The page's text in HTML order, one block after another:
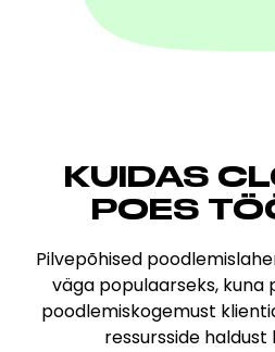
KUIDAS
POES
Pilvepõhised
väga populaarseks, kuna
poodlemiskogemust
ressursside haldust